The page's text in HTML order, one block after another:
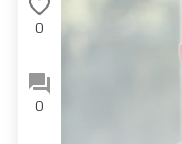
0
0